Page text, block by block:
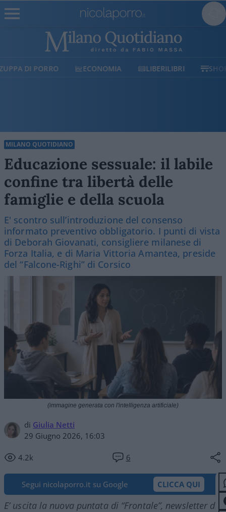
ECONOMIA LIBERILIBRI SHOP SOSTIENICI
MILANO QUOTIDIANO
Educazione sessuale: il labile
confine tra libertà delle
famiglie e della scuola
E' scontro sull’introduzione del consenso
informato preventivo obbligatorio. I punti di vista
di Deborah Giovanati, consigliere milanese di
Forza Italia, e di Maria Vittoria Amantea, preside
del “Falcone-Righi” di Corsico
di Giulia Netti
29 Giugno 2026, 16:03
4.2k 6
(immagine generata con l'intelligenza artificiale)
Segui nicolaporro.it su Google CLICCA QUI
E’ uscita la nuova puntata di “Frontale”, newsletter di